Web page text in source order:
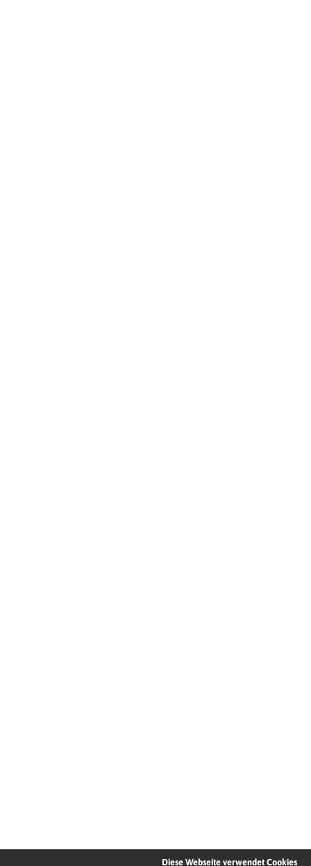
Diese Webseite verwendet Cookies